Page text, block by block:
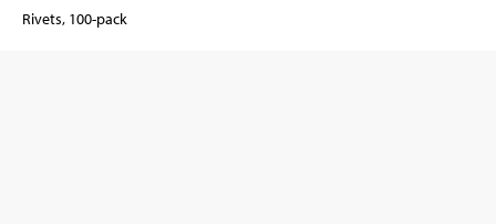
Rivets, 100-pack